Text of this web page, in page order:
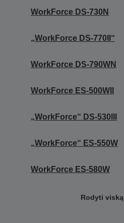
WorkForce DS-730N
„WorkForce DS-770II“
WorkForce DS-790WN
WorkForce ES-500WII
„WorkForce“ DS-530III
„WorkForce“ ES-550W
WorkForce ES-580W
Rodyti viską